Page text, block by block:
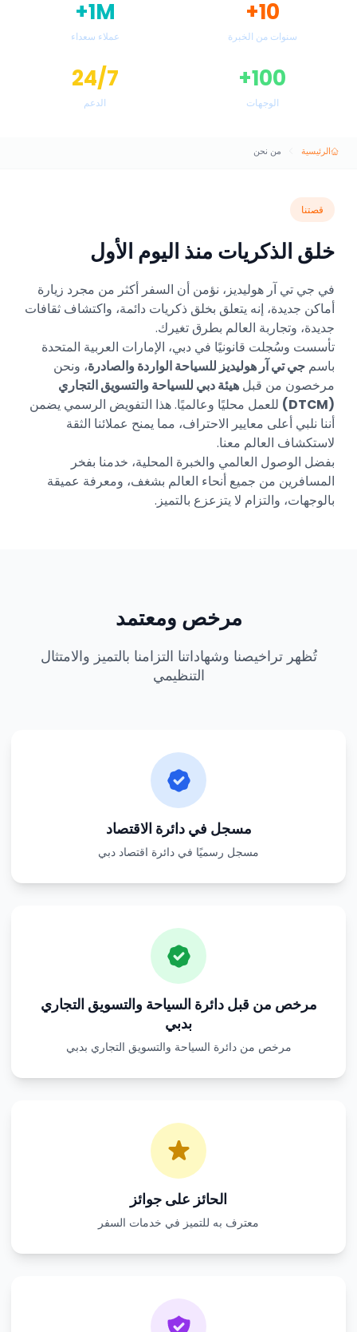
10+
سنوات من الخبرة
1M+
عملاء سعداء
100+
الوجهات
24/7
الدعم
الرئيسية من نحن
قصتنا
خلق الذكريات منذ اليوم الأول
في جي تي آر هوليديز، نؤمن أن السفر أكثر من مجرد زيارة
أماكن جديدة، إنه يتعلق بخلق ذكريات دائمة، واكتشاف ثقافات
جديدة، وتجاربة العالم بطرق تغيرك.
تأسست وسُجلت قانونيًا في دبي، الإمارات العربية المتحدة
باسم جي تي آر هوليديز للسياحة الواردة والصادرة، ونحن
مرخصون من قبل هيئة دبي للسياحة والتسويق التجاري
(DTCM)
للعمل محليًا وعالميًا. هذا التفويض الرسمي يضمن
أننا نلبي أعلى معايير الاحتراف، مما يمنح عملائنا الثقة
لاستكشاف العالم معنا.
بفضل الوصول العالمي والخبرة المحلية، خدمنا بفخر
المسافرين من جميع أنحاء العالم بشغف، ومعرفة عميقة
بالوجهات، والتزام لا يتزعزع بالتميز.
مرخص ومعتمد
تُظهر تراخيصنا وشهاداتنا التزامنا بالتميز والامتثال
التنظيمي
مسجل في دائرة الاقتصاد
مسجل رسميًا في دائرة اقتصاد دبي
مرخص من قبل دائرة السياحة والتسويق التجاري
بدبي
مرخص من دائرة السياحة والتسويق التجاري بدبي
الحائز على جوائز
معترف به للتميز في خدمات السفر